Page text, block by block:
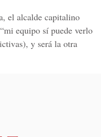
el alcalde capitalino
equipo sí puede verlo
y será la otra